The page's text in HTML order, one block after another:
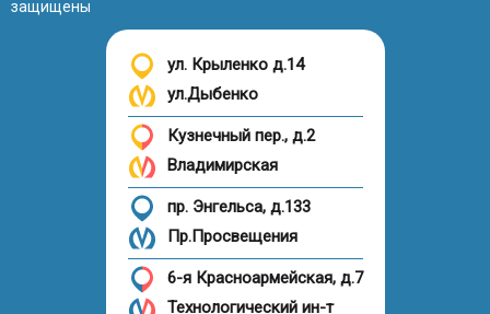
защищены
ул. Крыленко д.14
ул.Дыбенко
Кузнечный пер., д.2
Владимирская
пр. Энгельса, д.133
Пр.Просвещения
6-я Красноармейская, д.7
Технологический ин-т